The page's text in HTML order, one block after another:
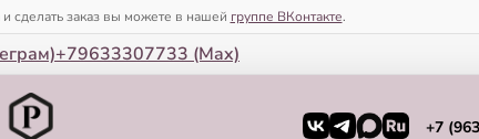
сделать заказ вы можете в нашей группе ВКонтакте.
+79633307733 (Мax)
+7